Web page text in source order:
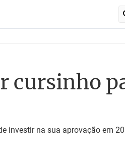
cursinho
investir na sua aprovação em